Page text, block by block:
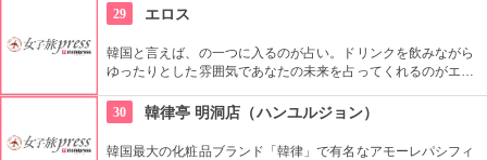
ァーたちが集まります。夕日が絶景なことでも知られていま
す。
29 エロス
韓国と言えば、の一つに入るのが占い。ドリンクを飲みながら
ゆったりとした雰囲気であなたの未来を占ってくれるのがエロ
30
韓律亭 明洞店（ハンユルジョン）
韓国最大の化粧品ブランド「韓律」で有名なアモーレパシフィ